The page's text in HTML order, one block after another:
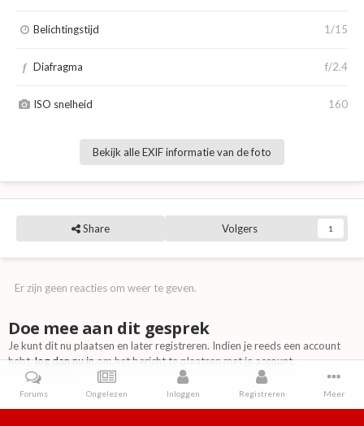
Belichtingstijd 1/15
f Diafragma f/2.4
ISO snelheid 160
Bekijk alle EXIF informatie van de foto
Share Volgers 1
Er zijn geen reacties om weer te geven.
Doe mee aan dit gesprek
Je kunt dit nu plaatsen en later registreren. Indien je reeds een account
hebt,log dan nu inom het bericht te plaatsen met je account.
Forums Ongelezen Inloggen Registreren Meer